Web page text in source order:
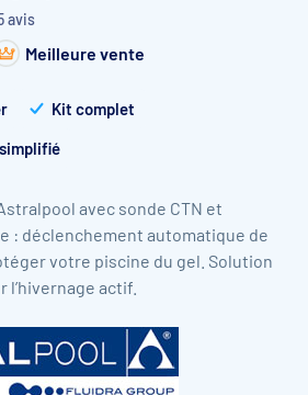
avis
Meilleure vente
Kit complet
avec sonde CTN et
: déclenchement automatique de
votre piscine du gel. Solution
actif.